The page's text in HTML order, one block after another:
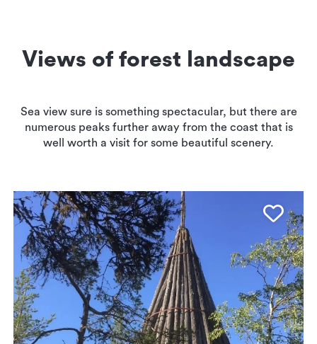
Views of forest landscape
Sea view sure is something spectacular, but there are
numerous peaks further away from the coast that is
well worth a visit for some beautiful scenery.